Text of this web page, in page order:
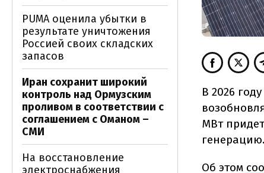
В 2026
МВт
генерацию.
Об этом
PUMA оценила убытки в
результате уничтожения
Россией своих складских
запасов
Иран сохранит широкий
контроль над Ормузским
проливом в соответствии с
соглашением с Оманом –
СМИ
На восстановление
электроснабжения